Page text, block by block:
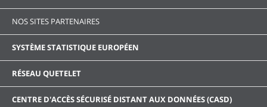
NOS SITES PARTENAIRES
SYSTÈME STATISTIQUE EUROPÉEN
RÉSEAU QUETELET
CENTRE D'ACCÈS SÉCURISÉ DISTANT AUX DONNÉES (CASD)